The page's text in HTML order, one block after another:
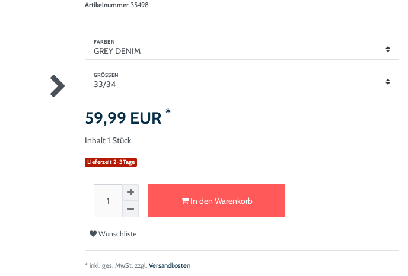
Artikelnummer 35498
FARBEN
GRÖSSEN
59,99 EUR *
Inhalt1 Stück
Lieferzeit 2-3Tage
In den Warenkorb
Wunschliste
* inkl. ges. MwSt. zzgl. Versandkosten